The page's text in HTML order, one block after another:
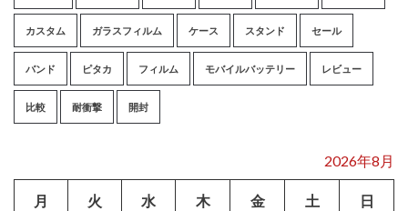
カスタム ガラスフィルム ケース スタンド セール
バンド ピタカ フィルム モバイルバッテリー レビュー
比較 耐衝撃 開封
2026年8月
月 火 水 木 金 土 日